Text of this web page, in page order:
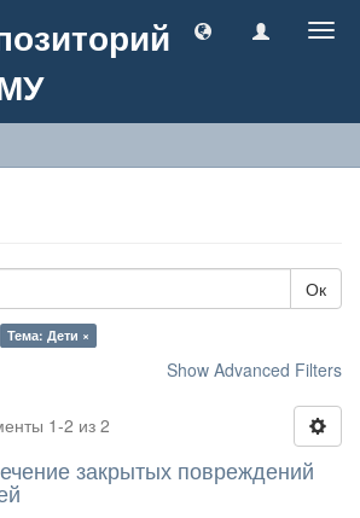
Ок
Тема: Дети ×
Show Advanced Filters
1-2 из 2
закрытых повреждений